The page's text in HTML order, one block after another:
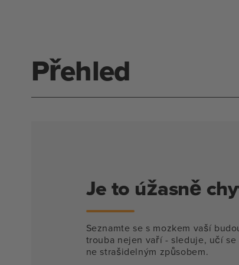
Přehled
Je to úžasně
Seznamte se s mozkem vaší
trouba nejen vaří - sleduje, učí
ne strašidelným způsobem.